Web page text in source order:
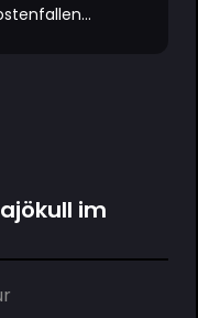
im